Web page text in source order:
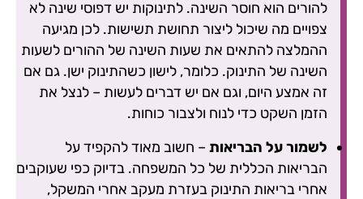
להורים הוא חוסר השינה. לתינוקות יש דפוסי שינה לא
צפויים מה שיכול ליצור תחושת תשישות. לכן מגיעה
ההמלצה להתאים את שעות השינה של ההורים לשעות
השינה של התינוק. כלומר, לישון כשהתינוק ישן. גם אם
זה אמצע היום, וגם אם יש דברים לעשות – לנצל את
הזמן השקט כדי לנוח ולצבור כוחות.
לשמור על הבריאות – חשוב מאוד להקפיד על
הבריאות הכללית של כל המשפחה. בדיוק כפי שעוקבים
אחרי בריאות התינוק בעזרת מעקב אחרי המשקל,